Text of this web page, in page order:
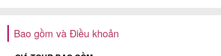
Bao gồm và Điều khoản